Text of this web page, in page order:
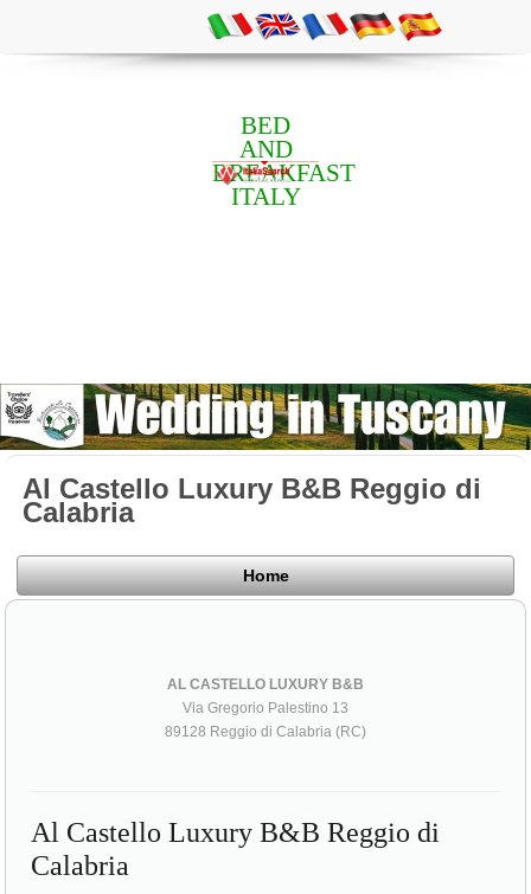
BED
AND
BREAKFAST
ITALY
Al Castello Luxury B&B Reggio di
Calabria
Home
AL CASTELLO LUXURY B&B
Via Gregorio Palestino 13
89128 Reggio di Calabria (RC)
Al Castello Luxury B&B Reggio di
Calabria